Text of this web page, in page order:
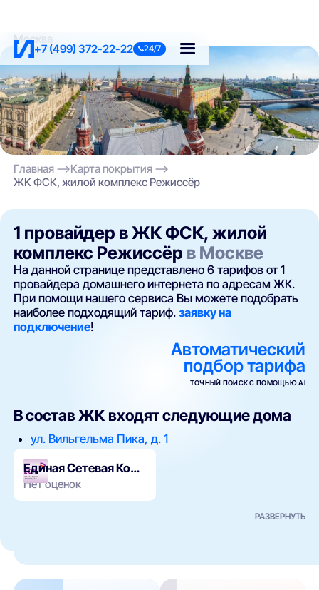
+7 (499) 372-22-22 24/7
Москва
Главная
Карта покрытия
ЖК ФСК, жилой комплекс Режиссёр
1 провайдер в ЖК ФСК, жилой
комплекс Режиссёр в Москве
На данной странице представлено 6 тарифов от 1
провайдера домашнего интернета по адресам ЖК.
При помощи нашего сервиса Вы можете подобрать
наиболее подходящий тариф.заявку на
подключение!
Автоматический
подбор тарифа
ТОЧНЫЙ ПОИСК С ПОМОЩЬЮ AI
В состав ЖК входят следующие дома
ул. Вильгельма Пика, д. 1
Единая Сетевая Компания
Нет оценок
РАЗВЕРНУТЬ